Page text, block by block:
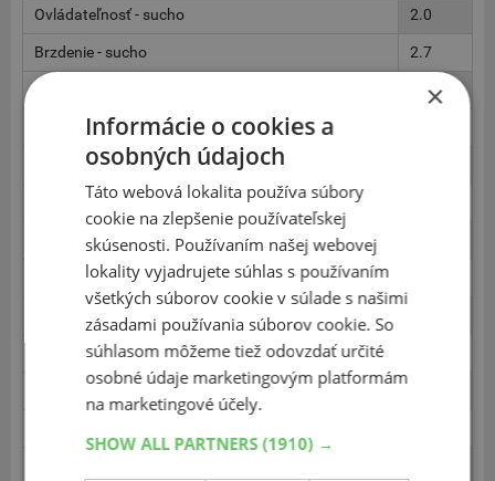
Ovládateľnosť - sucho 2.0
Brzdenie - sucho 2.7
2.2
Aquaplaning pozdĺžny - mokro
Aquaplaning priečny - mokro
Ovládateľnosť - mokro
Kruh/Bočné vedenie - mokro
Brzdenie ABS - sneh
Rozjazd - sneh
Ovládateľnosť - sneh
×
Informácie o cookies a
osobných údajoch
Táto webová lokalita používa súbory
cookie na zlepšenie používateľskej
skúsenosti. Používaním našej webovej
lokality vyjadrujete súhlas s používaním
všetkých súborov cookie v súlade s našimi
zásadami používania súborov cookie. So
súhlasom môžeme tiež odovzdať určité
osobné údaje marketingovým platformám
na marketingové účely.
SHOW ALL PARTNERS(1910) →